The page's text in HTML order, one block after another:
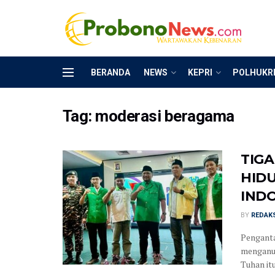
BERANDA NEWS KEPRI
Tag: moderasi beragama
BY
Tuhan